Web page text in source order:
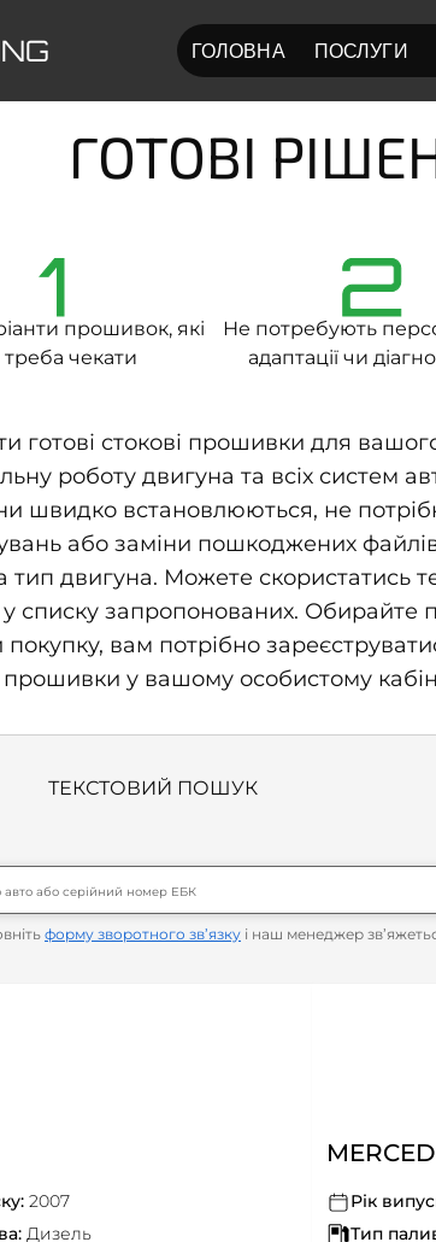
ГОЛОВНА ПОСЛУГИ
ГОТОВІ
1 прошивок, які
треба чекати
2
Не потребують
адаптації чи
готові стокові прошивки для
роботу двигуна та всіх систем
швидко встановлюються, не
або заміни пошкоджених
тип двигуна. Можете скористатись
списку запропонованих. Обирайте
вам потрібно
у вашому особистому
ТЕКСТОВИЙ ПОШУК
форму зворотного зв’язку і наш менеджер
2007
Дизель
Рік
Тип